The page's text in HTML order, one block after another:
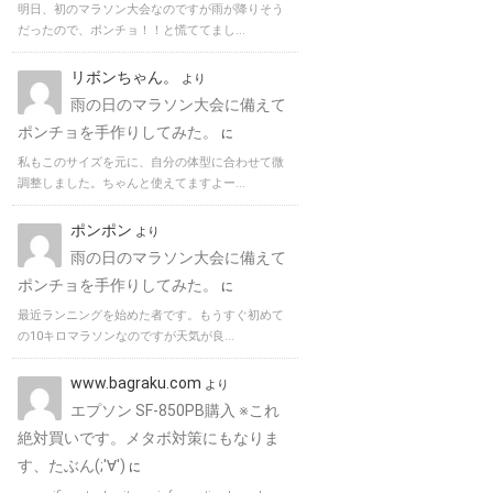
明日、初のマラソン大会なのですが雨が降りそう
だったので、ポンチョ！！と慌ててまし...
リボンちゃん。 より
雨の日のマラソン大会に備えて
ポンチョを手作りしてみた。
に
私もこのサイズを元に、自分の体型に合わせて微
調整しました。ちゃんと使えてますよー...
ポンポン より
雨の日のマラソン大会に備えて
ポンチョを手作りしてみた。
に
最近ランニングを始めた者です。もうすぐ初めて
の10キロマラソンなのですが天気が良...
www.bagraku.com より
エプソン SF-850PB購入 ※これ
絶対買いです。メタボ対策にもなりま
す、たぶん(;'∀') に